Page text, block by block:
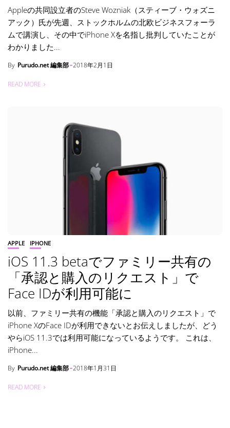
Appleの共同設立者のSteve Wozniak（スティーブ・ウォズニ
アック）氏が先週、ストックホルムの北欧ビジネスフォーラ
ムで講演し、その中でiPhone Xを名指し批判していたことが
わかりました...
By Purudo.net 編集部 2018年2月1日
READ MORE
APPLE IPHONE
iOS 11.3 betaでファミリー共有の
「承認と購入のリクエスト」で
Face IDが利用可能に
以前、ファミリー共有の機能「承認と購入のリクエスト」で
iPhone XのFace IDが利用できないとお伝えしましたが、どう
やらiOS 11.3では利用可能になっているようです。 これは、
iPhone...
By Purudo.net 編集部 2018年1月31日
READ MORE